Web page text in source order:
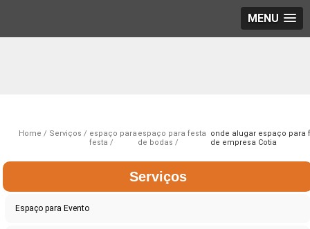
MENU
Home Serviços
espaço para
festa
espaço para festa
de bodas
onde alugar espaço para
de empresa Cotia
Serviços
Espaço para Evento